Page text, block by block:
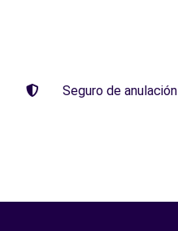
Seguro de anulación